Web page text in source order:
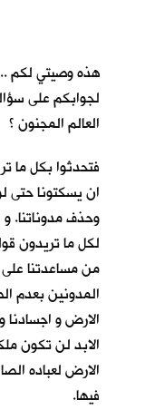
هذه وصيتي لكم
لجوابكم على
العالم المجنون ؟
فتحدثوا بكل ما
ان يسكتونا حتى
وحذف مدوناتنا.
لكل ما تريدون
من مساعدتنا على
المدونين بعدم
الارض و اجسادنا
الابد لن تكون
الارض لعباده
فيها.